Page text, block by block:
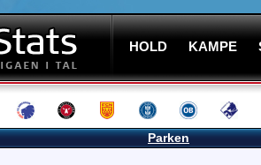
HOLD KAMPE
Parken